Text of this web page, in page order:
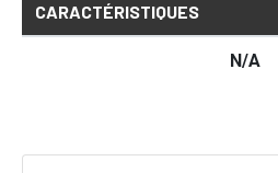
CARACTÉRISTIQUES
N/A